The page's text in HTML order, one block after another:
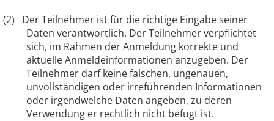
(2)
Der Teilnehmer ist für die richtige Eingabe seiner
Daten verantwortlich. Der Teilnehmer verpflichtet
sich, im Rahmen der Anmeldung korrekte und
aktuelle Anmeldeinformationen anzugeben. Der
Teilnehmer darf keine falschen, ungenauen,
unvollständigen oder irreführenden Informationen
oder irgendwelche Daten angeben, zu deren
Verwendung er rechtlich nicht befugt ist.